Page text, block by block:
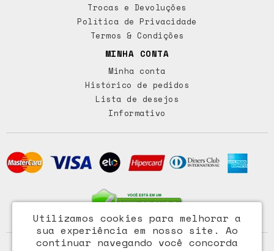
Trocas e Devoluções
Política de Privacidade
Termos & Condições
MINHA CONTA
Minha conta
Histórico de pedidos
Lista de desejos
Informativo
Access Comércio Importação e Exportação Ltda - CNPJ:
Utilizamos cookies para melhorar a
sua experiência em nosso site. Ao
continuar navegando você concorda